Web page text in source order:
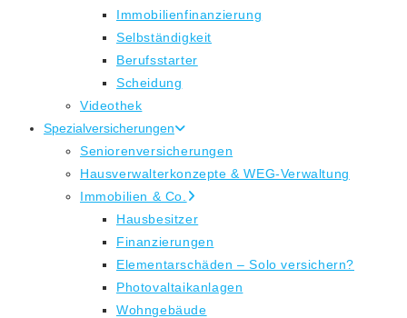
Immobilienfinanzierung
Selbständigkeit
Berufsstarter
Scheidung
Videothek
Spezialversicherungen
Seniorenversicherungen
Hausverwalterkonzepte & WEG-Verwaltung
Immobilien & Co.
Hausbesitzer
Finanzierungen
Elementarschäden – Solo versichern?
Photovaltaikanlagen
Wohngebäude